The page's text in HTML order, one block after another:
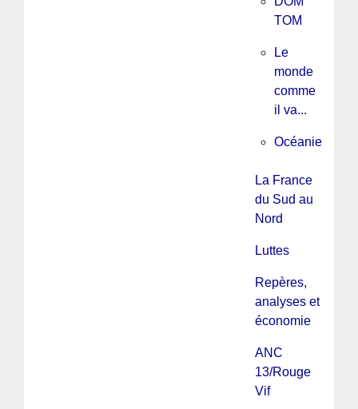
TOM
Le
monde
comme
il va...
Océanie
La France
du Sud au
Nord
Luttes
Repères,
analyses et
économie
ANC
13/Rouge
Vif